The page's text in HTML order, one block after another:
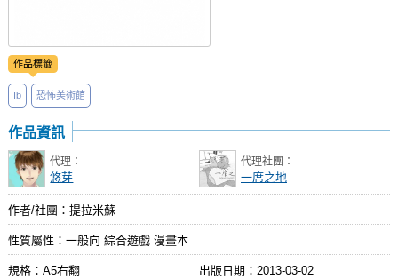
作品標籤
Ib 恐怖美術館
作品資訊
代理：
悠芽
代理社團：
一席之地
作者/社團：提拉米蘇
性質屬性：一般向 綜合遊戲 漫畫本
規格：A5右翻 出版日期： 2013-03-02